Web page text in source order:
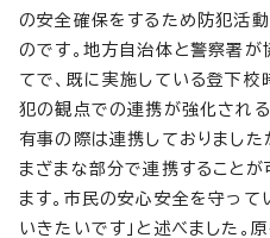
の安全確保をするため防犯活
のです。地方自治体と警察署
てで、既に実施している登下
犯の観点での連携が強化される
有事の際は連携しておりました
まざまな部分で連携することが
ます。市民の安心安全を守っ
いきたいです」と述べました。